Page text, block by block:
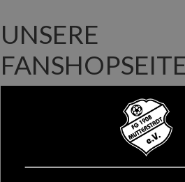
UNSERE